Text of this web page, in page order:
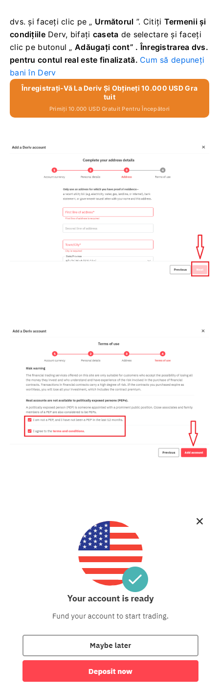
dvs. și faceți clic pe „ Următorul ”. Citiți Termenii și
condițiileDerv, bifați caseta de selectare și faceți
clic pe butonul „Adăugați cont” .Înregistrarea dvs.
pentru contul real este finalizată. Cum să depuneți
bani în Derv
Înregistrați-Vă La Deriv Și Obțineți 10.000 USD Gra
Tuit
Primiți 10.000 USD Gratuit Pentru Începători